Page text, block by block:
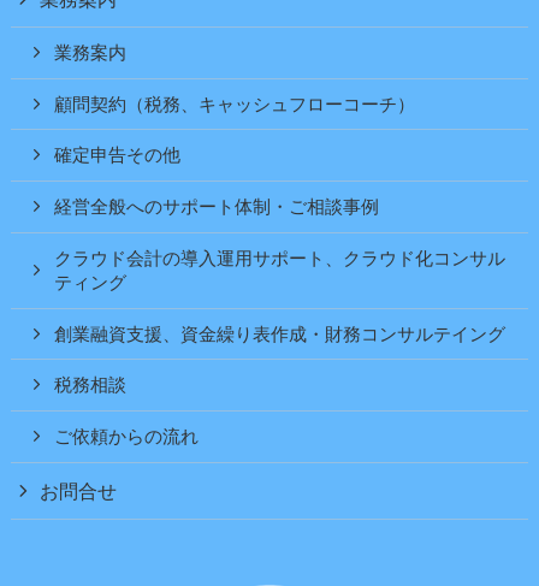
業務案内
顧問契約（税務、キャッシュフローコーチ）
確定申告その他
経営全般へのサポート体制・ご相談事例
クラウド会計の導入運用サポート、クラウド化コンサル
ティング
創業融資支援、資金繰り表作成・財務コンサルテイング
税務相談
ご依頼からの流れ
お問合せ